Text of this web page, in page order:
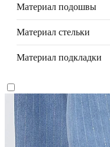
Материал подошвы
Материал стельки
Материал подкладки